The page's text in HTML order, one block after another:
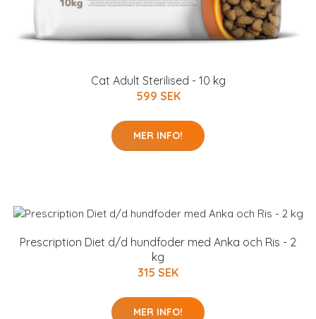
Cat Adult Sterilised - 10 kg
599 SEK
MER INFO!
Prescription Diet d/d hundfoder med Anka och Ris - 2
kg
315 SEK
MER INFO!